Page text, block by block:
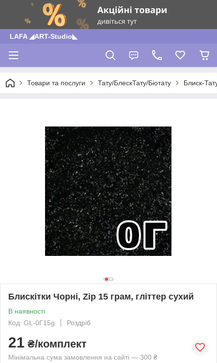
LAFA ◢ART-Studio◣
Товари та послуги Тату/БлескТату/Біотату Блиск-
Блискітки Чорні, Zip 15 грам, гліттер сухий
В наявності
Код: GL-0Г15g
Роздріб
21 ₴/комплект
Мінімальна сума замовлення на сайті — 300 ₴